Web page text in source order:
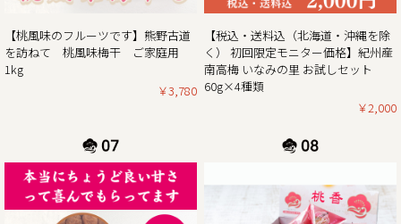
めいただけるお買い得企画を開催します。また、期間中当企
画の商品をご購入いただいたお客様全員に「梅エキス飴」も
プレゼント！
ぜひお得なこの機会に本場紀州南高梅の梅干しをご賞味くだ
年末年始期間中の営業日の営業のお知らせ
平素は格別のご高配を賜り厚く御礼申し上げます。
表記の件、下記の通りご案内させていただきます。
何かとご迷惑をお掛け致しますが、何卒ご理解とご協力を賜
【桃風味のフルーツです】熊野古道
を訪ねて 桃風味梅干 ご家庭用
1kg
￥3,780
【税込・送料込（北海道・沖縄を除
く） 初回限定モニター価格】紀州産
南高梅 いなみの里 お試しセット
60g×4種類
￥2,000